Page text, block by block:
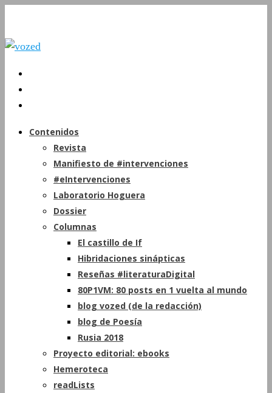
Contenidos
Revista
Manifiesto de #intervenciones
#eIntervenciones
Laboratorio Hoguera
Dossier
Columnas
El castillo de If
Hibridaciones sinápticas
Reseñas #literaturaDigital
80P1VM: 80 posts en 1 vuelta al mundo
blog vozed (de la redacción)
blog de Poesía
Rusia 2018
Proyecto editorial: ebooks
Hemeroteca
readLists